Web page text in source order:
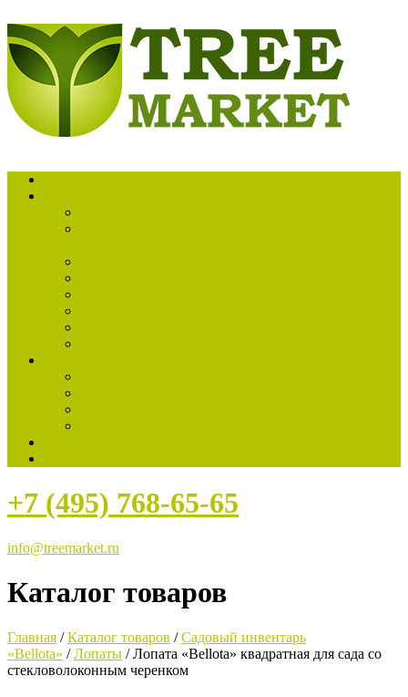
+7 (495) 768-65-65
info@treemarket.ru
Каталог товаров
Главная /Каталог товаров /Садовый инвентарь
«Bellota» /Лопаты / Лопата «Bellota» квадратная для сада со
стекловолоконным черенком